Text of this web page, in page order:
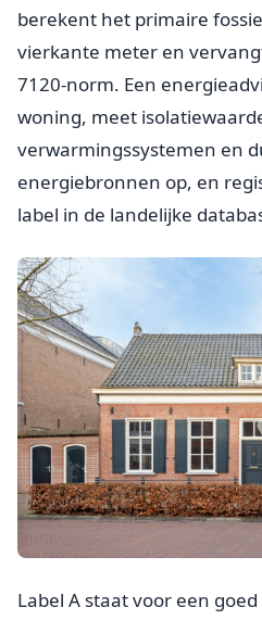
berekent het primaire
vierkante meter en
7120-norm. Een
woning, meet
verwarmingssystemen en
energiebronnen op, en
label in de landelijke
Label A staat voor een